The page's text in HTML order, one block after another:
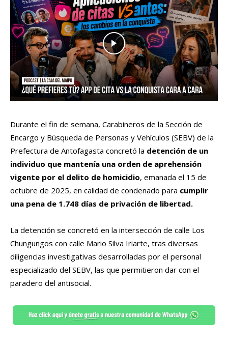
Durante el fin de semana, Carabineros de la Sección de
Encargo y Búsqueda de Personas y Vehículos (SEBV) de la
Prefectura de Antofagasta concretó la detención de un
individuo que mantenía una orden de aprehensión
vigente por el delito de homicidio, emanada el 15 de
octubre de 2025, en calidad de condenado para cumplir
una pena de 1.748 días de privación de libertad.
La detención se concretó en la intersección de calle Los
Chungungos con calle Mario Silva Iriarte, tras diversas
diligencias investigativas desarrolladas por el personal
especializado del SEBV, las que permitieron dar con el
paradero del antisocial.